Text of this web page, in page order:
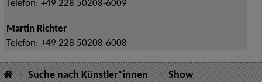
Telefon: +49 228 50208-6009
Martin Richter
Telefon: +49 228 50208-6008
Suche nach Künstler*innen Show